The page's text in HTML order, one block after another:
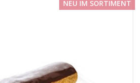
NEU IM SORTIMENT